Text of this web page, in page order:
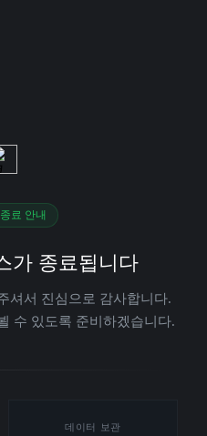
료 안내
가 종료됩니다
셔서 진심으로 감사합니다.
수 있도록 준비하겠습니다.
데이터 보관